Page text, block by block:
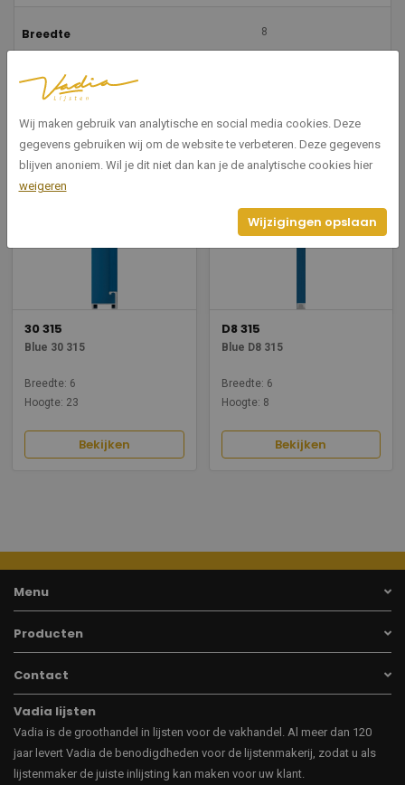
Breedte 8
Hoogte
Gerelateerde producten
30 315
Blue 30 315
Breedte: 6
Hoogte: 23
Bekijken
D8 315
Blue D8 315
Breedte: 6
Hoogte: 8
Bekijken
Menu
Producten
Contact
Vadia lijsten
Vadia is de groothandel in lijsten voor de vakhandel. Al meer dan 120
jaar levert Vadia de benodigdheden voor de lijstenmakerij, zodat u als
lijstenmaker de juiste inlijsting kan maken voor uw klant.
Wij maken gebruik van analytische en social media cookies. Deze
gegevens gebruiken wij om de website te verbeteren. Deze gegevens
blijven anoniem. Wil je dit niet dan kan je de analytische cookies hier
weigeren
Wijzigingen opslaan